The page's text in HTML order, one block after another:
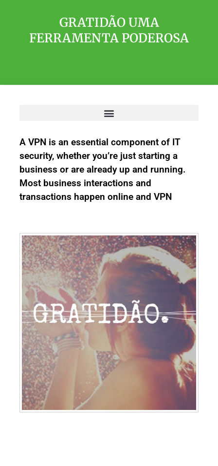
GRATIDÃO UMA
FERRAMENTA PODEROSA
A VPN is an essential component of IT
security, whether you’re just starting a
business or are already up and running.
Most business interactions and
transactions happen online and VPN